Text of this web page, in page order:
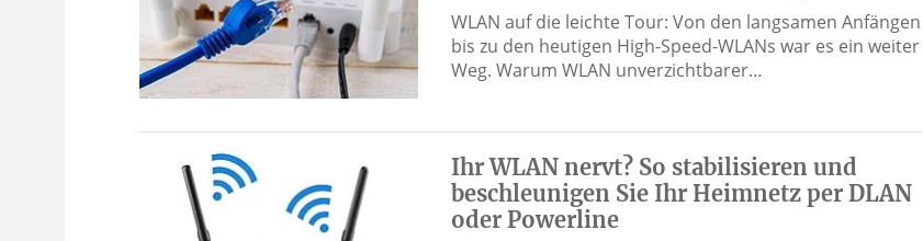
WLAN auf die leichte Tour: Von den langsamen Anfängen
bis zu den heutigen High-Speed-WLANs war es ein weiter
Weg. Warum WLAN unverzichtbarer…
Ihr WLAN nervt? So stabilisieren und
beschleunigen Sie Ihr Heimnetz per DLAN
oder Powerline